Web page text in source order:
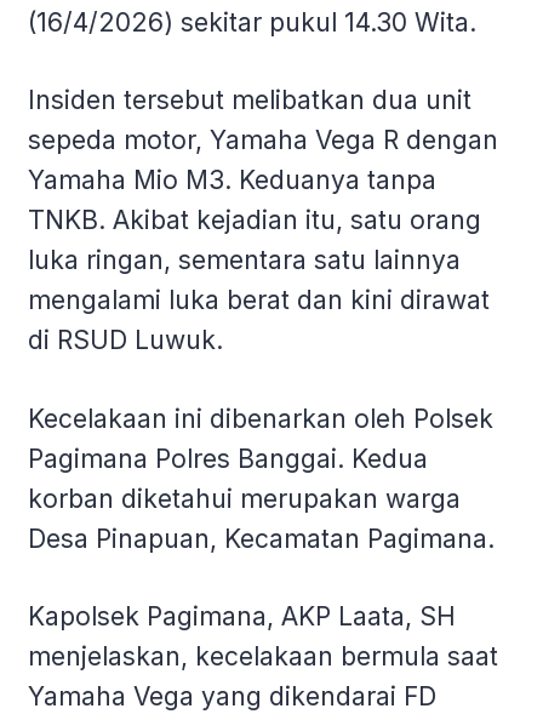
(16/4/2026) sekitar pukul 14.30 Wita.
Insiden tersebut melibatkan dua unit
sepeda motor, Yamaha Vega R dengan
Yamaha Mio M3. Keduanya tanpa
TNKB. Akibat kejadian itu, satu orang
luka ringan, sementara satu lainnya
mengalami luka berat dan kini dirawat
di RSUD Luwuk.
Kecelakaan ini dibenarkan oleh Polsek
Pagimana Polres Banggai. Kedua
korban diketahui merupakan warga
Desa Pinapuan, Kecamatan Pagimana.
Kapolsek Pagimana, AKP Laata, SH
menjelaskan, kecelakaan bermula saat
Yamaha Vega yang dikendarai FD